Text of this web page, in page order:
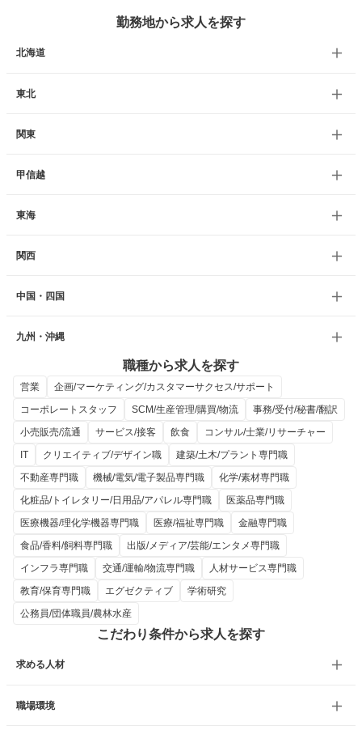
勤務地から求人を探す
北海道
東北
関東
甲信越
東海
関西
中国・四国
九州・沖縄
職種から求人を探す
営業
企画/マーケティング/カスタマーサクセス/サポート
コーポレートスタッフ
SCM/生産管理/購買/物流
事務/受付/秘書/翻訳
小売販売/流通
サービス/接客 飲食
コンサル/士業/リサーチャー
IT
クリエイティブ/デザイン職
建築/土木/プラント専門職
不動産専門職
機械/電気/電子製品専門職
化学/素材専門職
化粧品/トイレタリー/日用品/アパレル専門職
医薬品専門職
医療機器/理化学機器専門職
医療/福祉専門職
金融専門職
食品/香料/飼料専門職
出版/メディア/芸能/エンタメ専門職
インフラ専門職
交通/運輸/物流専門職
人材サービス専門職
教育/保育専門職
エグゼクティブ
学術研究
公務員/団体職員/農林水産
こだわり条件から求人を探す
求める人材
職場環境